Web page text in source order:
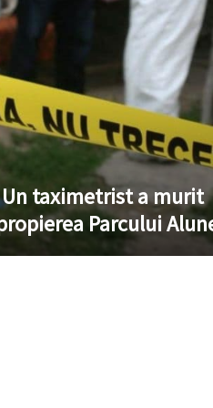
taximetrist a murit
Parcului